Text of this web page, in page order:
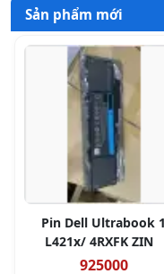
Sản phẩm mới
Pin Dell Ultrabook
L421x/ 4RXFK ZIN
925000